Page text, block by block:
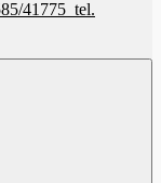
41775 tel.